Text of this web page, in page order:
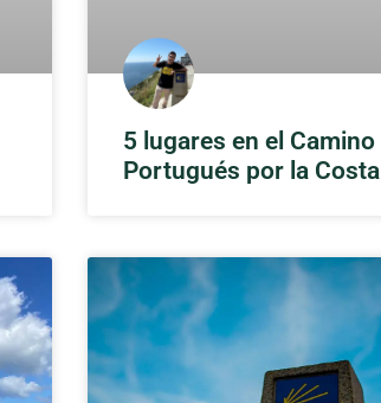
5 lugares en el Camino
Portugués por la Costa